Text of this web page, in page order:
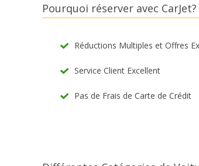
Pourquoi réserver avec CarJet?
Réductions Multiples et Offres
Service Client Excellent
Pas de Frais de Carte de Crédit